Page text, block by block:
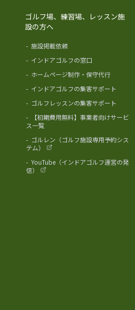
ゴルフ場、練習場、レッスン施
設の方へ
- 施設掲載依頼
- インドアゴルフの窓口
- ホームページ制作・保守代行
- インドアゴルフの集客サポート
- ゴルフレッスンの集客サポート
-
【初期費用無料】事業者向けサービ
ス一覧
- ゴルレン（ゴルフ施設専用予約シス
テム）
- YouTube（インドアゴルフ運営の発
信）